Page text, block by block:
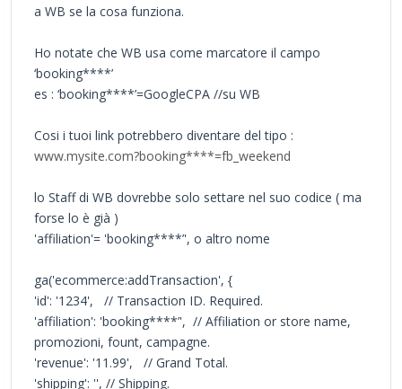
a WB se la cosa funziona.
Ho notate che WB usa come marcatore il campo
‘booking****’
es : ‘booking****’=GoogleCPA //su WB
Cosi i tuoi link potrebbero diventare del tipo :
www.mysite.com?booking****=fb_weekend
lo Staff di WB dovrebbe solo settare nel suo codice ( ma
forse lo è già )
'affiliation'= 'booking****’', o altro nome
ga('ecommerce:addTransaction', {
'id': '1234', // Transaction ID. Required.
'affiliation': 'booking****’', // Affiliation or store name,
promozioni, fount, campagne.
'revenue': '11.99', // Grand Total.
'shipping': '', // Shipping.